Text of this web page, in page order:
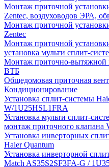
Монтаж приточной
Zentec, воздуховодов ЭРА,
Монтаж приточной
Zentec
Монтаж приточной
установка мульти сплит-
Монтаж приточно-вытяжной
ВТБ
Общедомовая приточная
Кондиционирование
Установка сплит-системы
W/1U25HSL1FRA
Установка мульти сплит-
монтаж приточного клапана
Установка инверторных
Haier Quantum
Установка инверторной
Match AS35S2SF3FA-G /